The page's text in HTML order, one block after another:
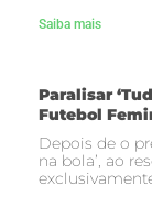
Saiba mais
Paralisar
Futebol
Depois de o
na bola’, ao